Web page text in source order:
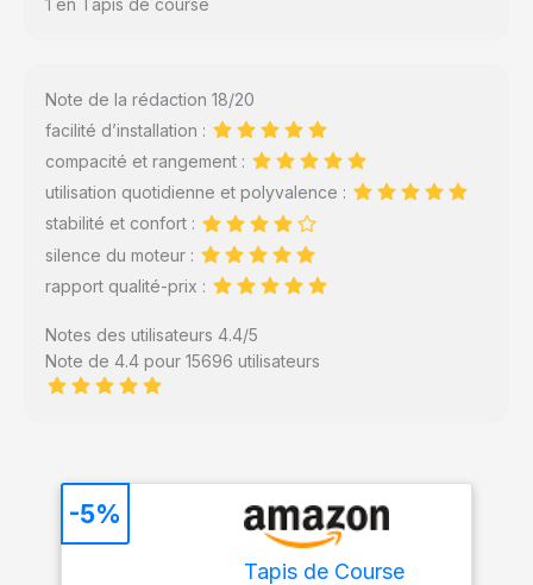
1 en Tapis de course
Note de la rédaction 18/20
facilité d’installation :
compacité et rangement :
utilisation quotidienne et polyvalence :
stabilité et confort :
silence du moteur :
rapport qualité-prix :
Notes des utilisateurs 4.4/5
Note de 4.4 pour 15696 utilisateurs
Tapis de Course
-5%